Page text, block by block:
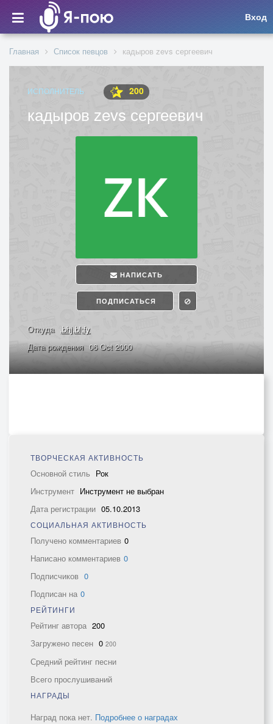
Вход
Главная Список певцов кадыров zevs сергеевич
ИСПОЛНИТЕЛЬ 200
кадыров zevs сергеевич
НАПИСАТЬ
ПОДПИСАТЬСЯ
Откуда ,bhj,bl;fy
Дата рождения 06 Oct 2000
ТВОРЧЕСКАЯ АКТИВНОСТЬ
Основной стиль Рок
Инструмент Инструмент не выбран
Дата регистрации 05.10.2013
СОЦИАЛЬНАЯ АКТИВНОСТЬ
Получено комментариев 0
Написано комментариев 0
Подписчиков 0
Подписан на 0
РЕЙТИНГИ
Рейтинг автора 200
Загружено песен 0 200
Средний рейтинг песни
Всего прослушиваний
НАГРАДЫ
Наград пока нет. Подробнее о наградах